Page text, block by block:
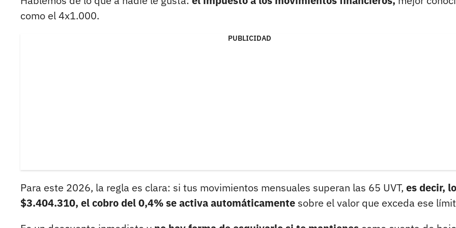
como el 4x1.000.
PUBLICIDAD
Para este 2026, la regla es clara: si tus movimientos mensuales superan las 65 UVT, es decir,
$3.404.310, el cobro del 0,4% se activa automáticamente sobre el valor que exceda ese